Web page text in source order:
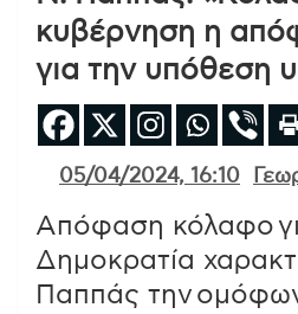
κυβέρνηση η
για την υπόθεση
05/04/2024, 16:10
Απόφαση κόλαφο
Δημοκρατία
Παππάς την